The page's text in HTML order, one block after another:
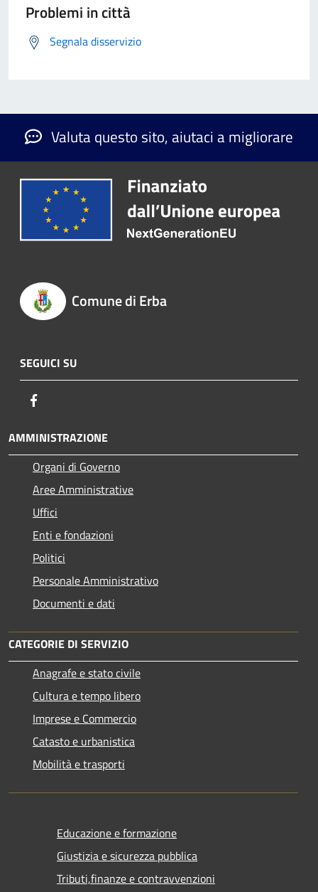
Problemi in città
Segnala disservizio
Valuta questo sito, aiutaci a migliorare
Comune di Erba
SEGUICI SU
AMMINISTRAZIONE
Organi di Governo
Aree Amministrative
Uffici
Enti e fondazioni
Politici
Personale Amministrativo
Documenti e dati
CATEGORIE DI SERVIZIO
Anagrafe e stato civile
Cultura e tempo libero
Imprese e Commercio
Catasto e urbanistica
Mobilità e trasporti
Educazione e formazione
Giustizia e sicurezza pubblica
Tributi,finanze e contravvenzioni